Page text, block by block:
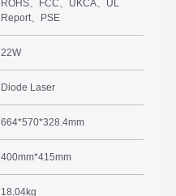
ROHS、FCC、UKCA、UL
Report、PSE
22W
Diode Laser
664*570*328.4mm
400mm*415mm
18,04kg